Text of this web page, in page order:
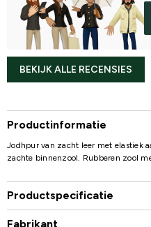
BEKIJK ALLE RECENSIES
Productinformatie
Jodhpur van zacht leer met elastiek
zachte binnenzool. Rubberen zool
Productspecificatie
Fabrikant